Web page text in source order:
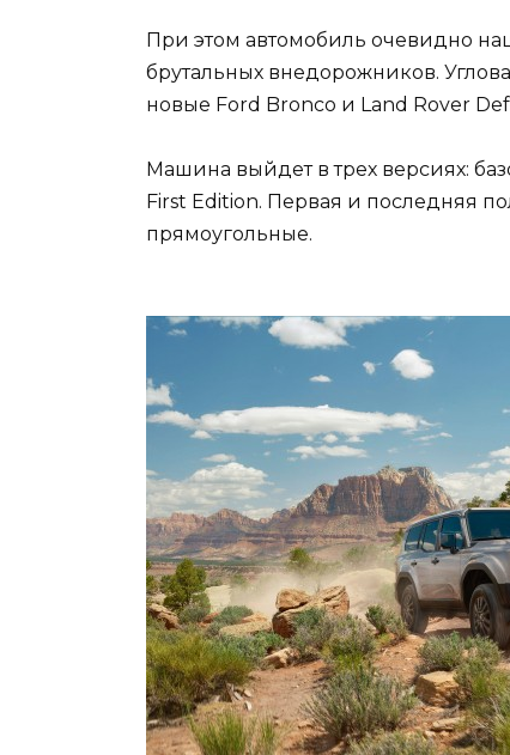
При этом автомобиль очевидно
брутальных внедорожников.
новые Ford Bronco и Land Rover
Машина выйдет в трех версиях:
First Edition. Первая и последняя
прямоугольные.